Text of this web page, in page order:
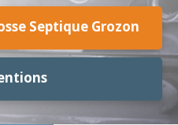
Septique Grozon